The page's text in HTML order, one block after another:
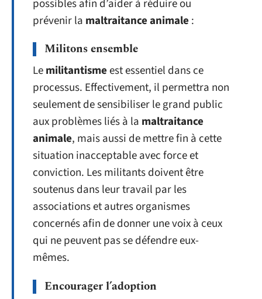
possibles afin d’aider à réduire ou
prévenir la maltraitance animale :
Militons ensemble
Lemilitantismeest essentiel dans ce
processus. Effectivement, il permettra non
seulement de sensibiliser le grand public
aux problèmes liés à la maltraitance
animale, mais aussi de mettre fin à cette
situation inacceptable avec force et
conviction. Les militants doivent être
soutenus dans leur travail par les
associations et autres organismes
concernés afin de donner une voix à ceux
qui ne peuvent pas se défendre eux-
mêmes.
Encourager l’adoption